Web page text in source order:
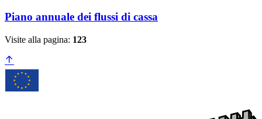
Piano annuale dei flussi di cassa
Visite alla pagina: 123